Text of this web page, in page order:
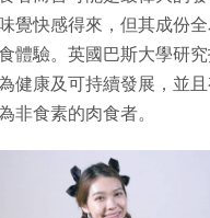
覺快感得來，但其成份
體驗。英國巴斯大學研
健康及可持續發展，並
非食素的肉食者。